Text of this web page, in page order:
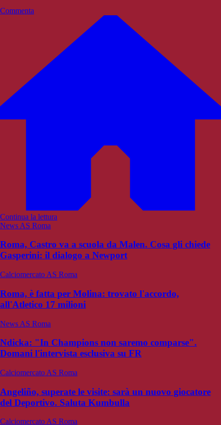
Commenta
Continua la lettura
News AS Roma
Roma, Castro va a scuola da Malen. Cosa gli chiede
Gasperini: il dialogo a Newport
Calciomercato AS Roma
Roma, è fatta per Molina: trovato l'accordo,
all'Atletico 17 milioni
News AS Roma
Ndicka: "In Champions non saremo comparse".
Domani l'intervista esclusiva su FR
Calciomercato AS Roma
Angeliño, superate le visite: sarà un nuovo giocatore
del Deportivo. Saluta Kumbulla
Calciomercato AS Roma